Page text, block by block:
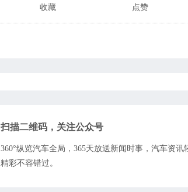
收藏 点赞
扫描二维码，关注公众号
360°纵览汽车全局，365天放送新闻时事，汽车资讯
精彩不容错过。